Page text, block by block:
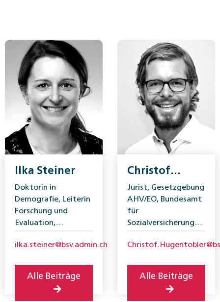
Ilka Steiner
Doktorin in
Demografie, Leiterin
Forschung und
Evaluation,
Sozialversicherungen
ilka.steiner@bsv.admin.ch
Alle Beiträge
Christof
Hugentobler
Jurist, Gesetzgebung
AHV/EO, Bundesamt
für
Sozialversicherungen
Alle Beiträge